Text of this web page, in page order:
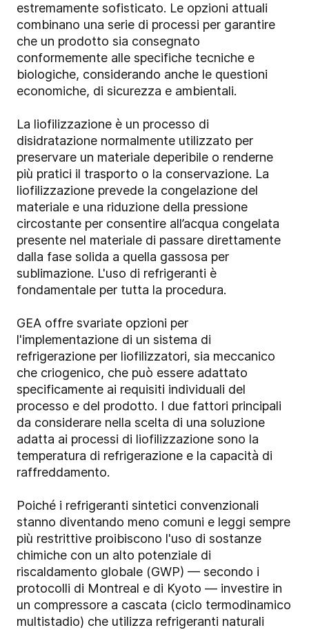
estremamente sofisticato. Le opzioni attuali
combinano una serie di processi per garantire
che un prodotto sia consegnato
conformemente alle specifiche tecniche e
biologiche, considerando anche le questioni
economiche, di sicurezza e ambientali.
La liofilizzazione è un processo di
disidratazione normalmente utilizzato per
preservare un materiale deperibile o renderne
più pratici il trasporto o la conservazione. La
liofilizzazione prevede la congelazione del
materiale e una riduzione della pressione
circostante per consentire all’acqua congelata
presente nel materiale di passare direttamente
dalla fase solida a quella gassosa per
sublimazione. L'uso di refrigeranti è
fondamentale per tutta la procedura.
GEA offre svariate opzioni per
l'implementazione di un sistema di
refrigerazione per liofilizzatori, sia meccanico
che criogenico, che può essere adattato
specificamente ai requisiti individuali del
processo e del prodotto. I due fattori principali
da considerare nella scelta di una soluzione
adatta ai processi di liofilizzazione sono la
temperatura di refrigerazione e la capacità di
raffreddamento.
Poiché i refrigeranti sintetici convenzionali
stanno diventando meno comuni e leggi sempre
più restrittive proibiscono l'uso di sostanze
chimiche con un alto potenziale di
riscaldamento globale (GWP) — secondo i
protocolli di Montreal e di Kyoto — investire in
un compressore a cascata (ciclo termodinamico
multistadio) che utilizza refrigeranti naturali